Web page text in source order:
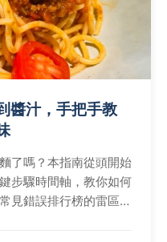
醬汁，手把手教
了嗎？本指南從頭開始
步驟時間軸，教你如何
見錯誤排行榜的雷區，